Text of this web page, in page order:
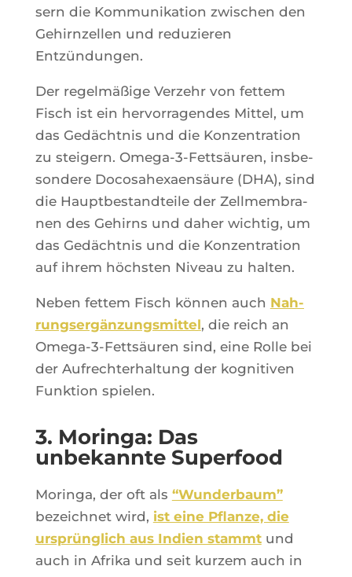
sern die Kom­mu­ni­ka­tion zwi­schen den
Gehirn­zel­len und redu­zie­ren
Entzündungen.
Der regelmäßige Ver­zehr von fet­tem
Fisch ist ein her­vor­ra­gendes Mit­tel, um
das Gedächt­nis und die Kon­zen­tra­tion
zu stei­gern. Ome­ga-3-Fettsäu­ren, ins­be­
son­dere Doco­sa­hexaensäure (DHA), sind
die Haupt­bes­tand­teile der Zell­mem­bra­
nen des Gehirns und daher wich­tig, um
das Gedächt­nis und die Kon­zen­tra­tion
auf ihrem höchs­ten Niveau zu halten.
Neben fet­tem Fisch kön­nen auch Nah­
rung­sergän­zung­smit­tel, die reich an
Ome­ga-3-Fettsäu­ren sind, eine Rolle bei
der Aufrech­te­rhal­tung der kogni­ti­ven
Funk­tion spielen.
3. Moringa: Das
unbekannte Superfood
Morin­ga, der oft als “Wun­der­baum”
bezeich­net wird, ist eine Pflanze, die
urs­prün­glich aus Indien stammtund
auch in Afri­ka und seit kur­zem auch in